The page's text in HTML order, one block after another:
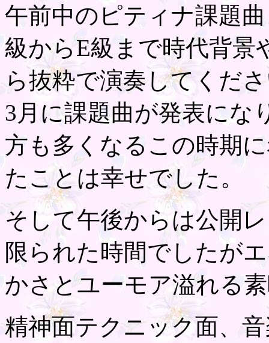
午前中のピティナ課題
級からE級まで時代背景
ら抜粋で演奏してくだ
3月に課題曲が発表にな
方も多くなるこの時期
たことは幸せでした。
そして午後からは公開
限られた時間でしたが
かさとユーモア溢れる
精神面テクニック面、